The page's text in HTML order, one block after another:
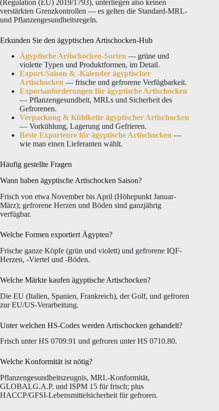
(Regulation (EU) 2019/1793), unterliegen also keinen
verstärkten Grenzkontrollen — es gelten die Standard-MRL-
und Pflanzengesundheitsregeln.
Erkunden Sie den ägyptischen Artischocken-Hub
Ägyptische Artischocken-Sorten — grüne und
violette Typen und Produktformen, im Detail.
Export-Saison & -Kalender ägyptischer
Artischocken — frische und gefrorene Verfügbarkeit.
Exportanforderungen für ägyptische Artischocken
— Pflanzengesundheit, MRLs und Sicherheit des
Gefrorenen.
Verpackung & Kühlkette ägyptischer Artischocken
— Vorkühlung, Lagerung und Gefrieren.
Beste Exporteure für ägyptische Artischocken —
wie man einen Lieferanten wählt.
Häufig gestellte Fragen
Wann haben ägyptische Artischocken Saison?
Frisch von etwa November bis April (Höhepunkt Januar-
März); gefrorene Herzen und Böden sind ganzjährig
verfügbar.
Welche Formen exportiert Ägypten?
Frische ganze Köpfe (grün und violett) und gefrorene IQF-
Herzen, -Viertel und -Böden.
Welche Märkte kaufen ägyptische Artischocken?
Die EU (Italien, Spanien, Frankreich), der Golf, und gefroren
zur EU/US-Verarbeitung.
Unter welchen HS-Codes werden Artischocken gehandelt?
Frisch unter HS 0709.91 und gefroren unter HS 0710.80.
Welche Konformität ist nötig?
Pflanzengesundheitszeugnis, MRL-Konformität,
GLOBALG.A.P. und ISPM 15 für frisch; plus
HACCP/GFSI-Lebensmittelsicherheit für gefroren.